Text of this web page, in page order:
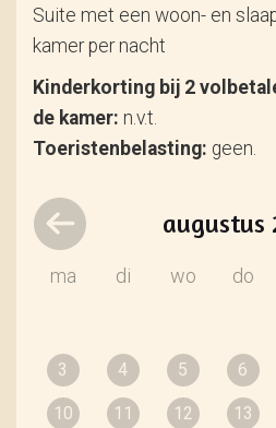
Suite met een woon- en
kamer per nacht
Kinderkorting bij 2
de kamer: n.v.t.
Toeristenbelasting: geen.
augustus
ma di wo do
3 4 5 6
10 11 12 13